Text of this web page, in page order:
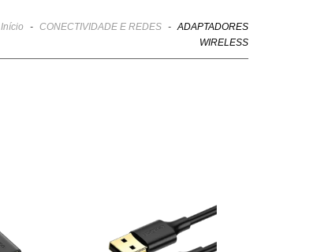
Início - CONECTIVIDADE E REDES - ADAPTADORES
WIRELESS